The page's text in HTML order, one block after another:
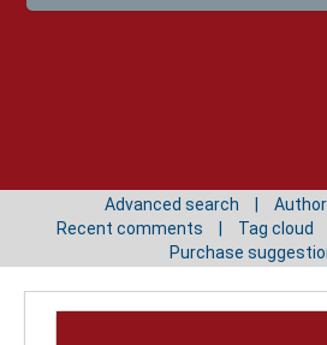
Advanced search
Recent comments
Tag cloud
Purchase